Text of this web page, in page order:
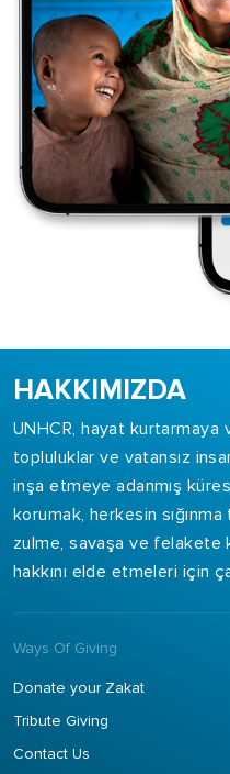
HAKKIMIZDA
UNHCR, hayat
topluluklar ve vatansız
inşa etmeye adanmış
korumak, herkesin
zulme, savaşa ve felakete
hakkını elde etmeleri için
Ways Of Giving
Donate your Zakat
Tribute Giving
Contact Us